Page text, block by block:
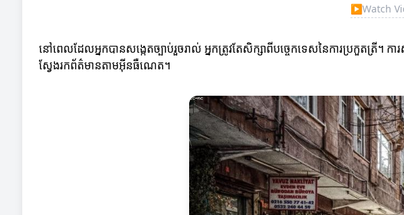
▶Watch
នៅពេលដែលអ្នកបានសង្កេតច្បាប់រួចរាល់ អ្នកត្រូវតែសិក្សាពីបច្ចេកទេសនៃការប្រកួតត្រី។
ស្វែងរកព័ត៌មានតាមអ៊ីនធឺណេត។